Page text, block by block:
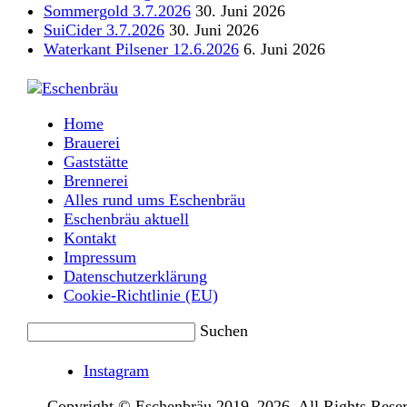
Sommergold 3.7.2026 30. Juni 2026
SuiCider 3.7.2026 30. Juni 2026
Waterkant Pilsener 12.6.2026 6. Juni 2026
Home
Brauerei
Gaststätte
Brennerei
Alles rund ums Eschenbräu
Eschenbräu aktuell
Kontakt
Impressum
Datenschutzerklärung
Cookie-Richtlinie (EU)
Suchen
Instagram